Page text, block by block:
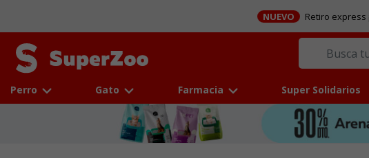
NUEVO Retiro express
Perro Gato Farmacia Super Solidarios